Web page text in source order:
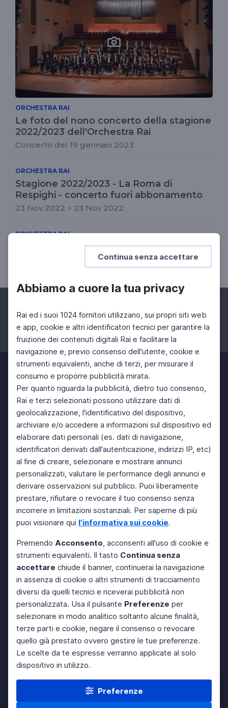
Continua senza accettare
Abbiamo a cuore la tua privacy
Rai ed i suoi 1024 fornitori utilizzano, sui propri siti web
e app, cookie e altri identificatori tecnici per garantire la
fruizione dei contenuti digitali Rai e facilitare la
navigazione e, previo consenso dell'utente, cookie e
strumenti equivalenti, anche di terzi, per misurare il
consumo e proporre pubblicità mirata.
Per quanto riguarda la pubblicità, dietro tuo consenso,
Rai e terzi selezionati possono utilizzare dati di
geolocalizzazione, l'identificativo del dispositivo,
archiviare e/o accedere a informazioni sul dispositivo ed
elaborare dati personali (es. dati di navigazione,
identificatori derivati dall'autenticazione, indirizzi IP, etc)
al fine di creare, selezionare e mostrare annunci
personalizzati, valutare le performance degli annunci e
derivare osservazioni sul pubblico. Puoi liberamente
prestare, rifiutare o revocare il tuo consenso senza
incorrere in limitazioni sostanziali. Per saperne di più
puoi visionare qui l'informativa sui cookie.
Premendo Acconsento, acconsenti all'uso di cookie e
strumenti equivalenti. Il tasto Continua senza
accettare chiude il banner, continuerai la navigazione
in assenza di cookie o altri strumenti di tracciamento
diversi da quelli tecnici e riceverai pubblicità non
personalizzata. Usa il pulsante Preferenze per
selezionare in modo analitico soltanto alcune finalità,
terze parti e cookie, negare il consenso o revocare
quello già prestato ovvero gestire le tue preferenze.
Le scelte da te espresse verranno applicate al solo
dispositivo in utilizzo.
Preferenze
ORCHESTRA RAI
Le foto del nono concerto della stagione
2022/2023 dell'Orchestra Rai
Concerto del 19 gennaio 2023
ORCHESTRA RAI
Stagione 2022/2023 - La Roma di
Respighi - concerto fuori abbonamento
23 Nov 2022 > 23 Nov 2022
ORCHESTRA RAI
Stagione 2022/2023 - concerto n. 22
24 Mag 2023 > 25 Mag 2023
Facebook Instagram Twitter